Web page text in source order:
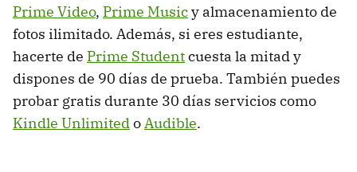
Prime Video, Prime Musicy almacenamiento de
fotos ilimitado. Además, si eres estudiante,
hacerte de Prime Studentcuesta la mitad y
dispones de 90 días de prueba. También puedes
probar gratis durante 30 días servicios como
Kindle UnlimitedoAudible.